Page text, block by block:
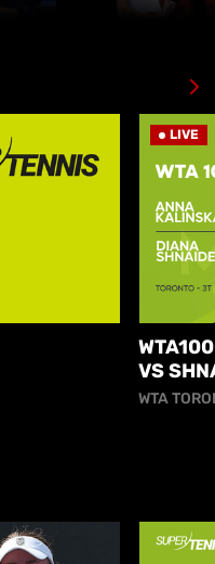
LIVE
VS
WTA